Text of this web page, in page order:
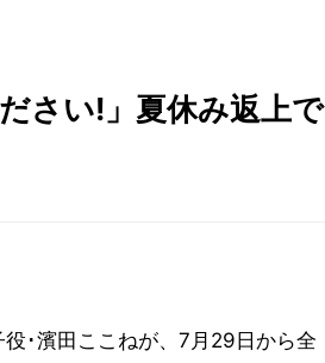
さい!」夏休み返上で
･濱田ここねが、7月29日から全